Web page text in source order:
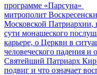
программе «Парсуна»
митрополит
Московской Патриархии,
сути монашеского
карьере, о Церкви в
человеческого падения
Святейший Патриарх
подвиг и что означает